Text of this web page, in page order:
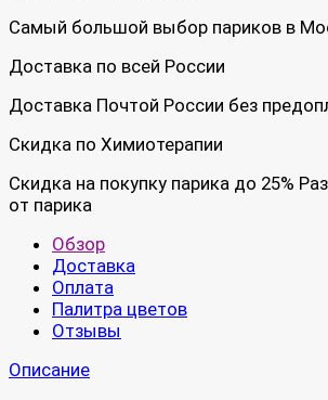
Самый большой выбор париков в
Доставка по всей России
Доставка Почтой России без
Скидка по Химиотерапии
Скидка на покупку парика до 25%
от парика
Обзор
Доставка
Оплата
Палитра цветов
Отзывы
Описание